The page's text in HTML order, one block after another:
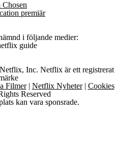
premiär
i följande medier:
Inc. Netflix är ett registrerat
Filmer| Netflix Nyheter| Cookies
Reserved
kan vara sponsrade.